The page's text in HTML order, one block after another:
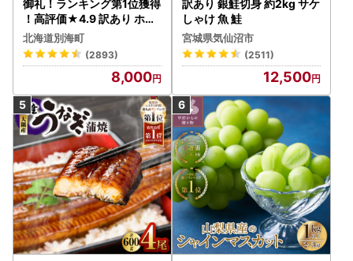
御礼！ランキング第1位獲得
！高評価★4.9 訳あり ホタ
テ 400g（ほたて 帆立 貝柱
冷凍 ）
北海道別海町
(2893)
8,000
訳あり 銀鮭切身 約2kg サケ
しゃけ 魚 鮭
宮城県気仙沼市
(2511)
12,500